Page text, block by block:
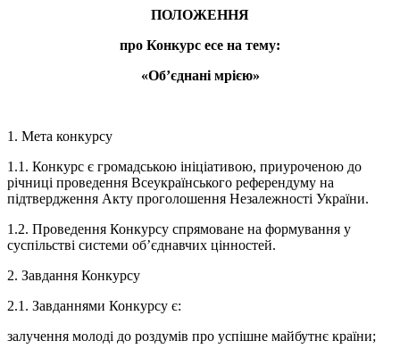
ПОЛОЖЕННЯ
про Конкурс есе на тему:
«Об’єднані мрією»
1. Мета конкурсу
1.1. Конкурс є громадською ініціативою, приуроченою до
річниці проведення Всеукраїнського референдуму на
підтвердження Акту проголошення Незалежності України.
1.2. Проведення Конкурсу спрямоване на формування у
суспільстві системи об’єднавчих цінностей.
2. Завдання Конкурсу
2.1. Завданнями Конкурсу є:
залучення молоді до роздумів про успішне майбутнє країни;